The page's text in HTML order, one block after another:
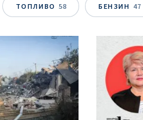
ТОПЛИВО 58 БЕНЗИН 47